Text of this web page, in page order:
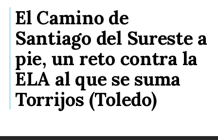
El Camino de
Santiago del Sureste a
pie, un reto contra la
ELA al que se suma
Torrijos (Toledo)